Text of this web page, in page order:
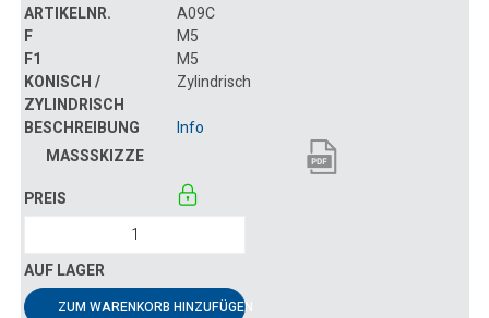
A09C
M5
M5
Zylindrisch
Info
ZUM WARENKORB HINZUFÜGEN